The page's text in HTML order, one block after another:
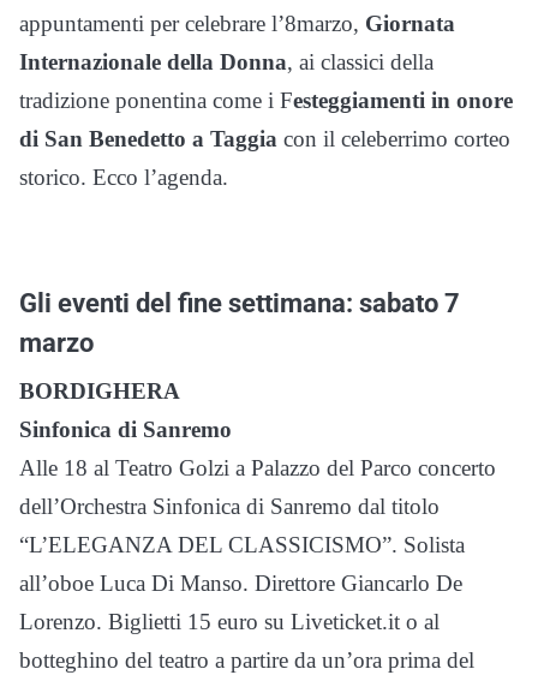
appuntamenti per celebrare l’8marzo, Giornata
Internazionale della Donna, ai classici della
tradizione ponentina come i Festeggiamenti in onore
di San Benedetto a Taggia con il celeberrimo corteo
storico. Ecco l’agenda.
Gli eventi del fine settimana: sabato 7
marzo
BORDIGHERA
Sinfonica di Sanremo
Alle 18 al Teatro Golzi a Palazzo del Parco concerto
dell’Orchestra Sinfonica di Sanremo dal titolo
“L’ELEGANZA DEL CLASSICISMO”. Solista
all’oboe Luca Di Manso. Direttore Giancarlo De
Lorenzo. Biglietti 15 euro su Liveticket.it o al
botteghino del teatro a partire da un’ora prima del